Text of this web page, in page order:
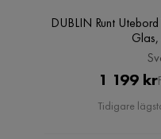
DUBLIN Runt
1 199 kr
Tidigare